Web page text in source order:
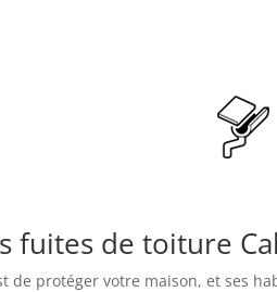
fuites de toiture
de protéger votre maison, et ses